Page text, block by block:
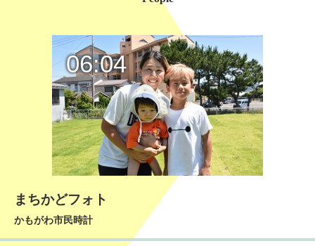
まちかどフォト
かもがわ市民時計
06:04